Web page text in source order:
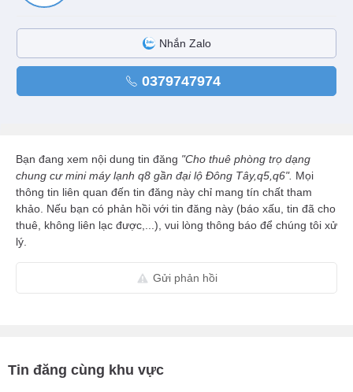
Nhắn Zalo
0379747974
Bạn đang xem nội dung tin đăng "Cho thuê phòng trọ dạng
chung cư mini máy lạnh q8 gần đại lộ Đông Tây,q5,q6". Mọi
thông tin liên quan đến tin đăng này chỉ mang tín chất tham
khảo. Nếu bạn có phản hồi với tin đăng này (báo xấu, tin đã cho
thuê, không liên lạc được,...), vui lòng thông báo để chúng tôi xử
lý.
Gửi phản hồi
Tin đăng cùng khu vực